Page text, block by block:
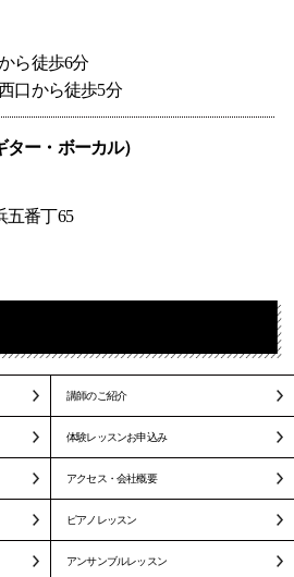
ら徒歩6分
口から徒歩5分
ー・ボーカル）
五番丁65
講師のご紹介
体験レッスンお申込み
アクセス・会社概要
ピアノレッスン
アンサンブルレッスン